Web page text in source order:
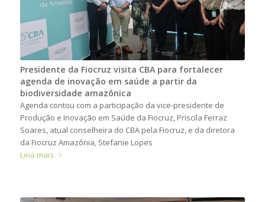
Presidente da Fiocruz visita CBA para fortalecer
agenda de inovação em saúde a partir da
biodiversidade amazônica
Agenda contou com a participação da vice-presidente de
Produção e Inovação em Saúde da Fiocruz, Priscila Ferraz
Soares, atual conselheira do CBA pela Fiocruz, e da diretora
da Fiocruz Amazônia, Stefanie Lopes
Leia mais